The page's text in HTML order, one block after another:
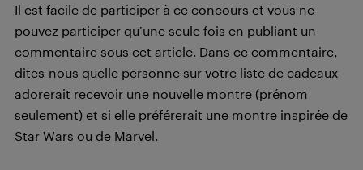
Il est facile de participer à ce concours et vous ne
pouvez participer qu’une seule fois en publiant un
commentaire sous cet article. Dans ce commentaire,
dites-nous quelle personne sur votre liste de cadeaux
adorerait recevoir une nouvelle montre (prénom
seulement) et si elle préférerait une montre inspirée de
Star Wars ou de Marvel.